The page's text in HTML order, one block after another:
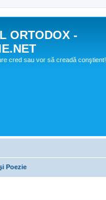
ORTODOX -
cred sau vor să creadă conştient!
Poezie